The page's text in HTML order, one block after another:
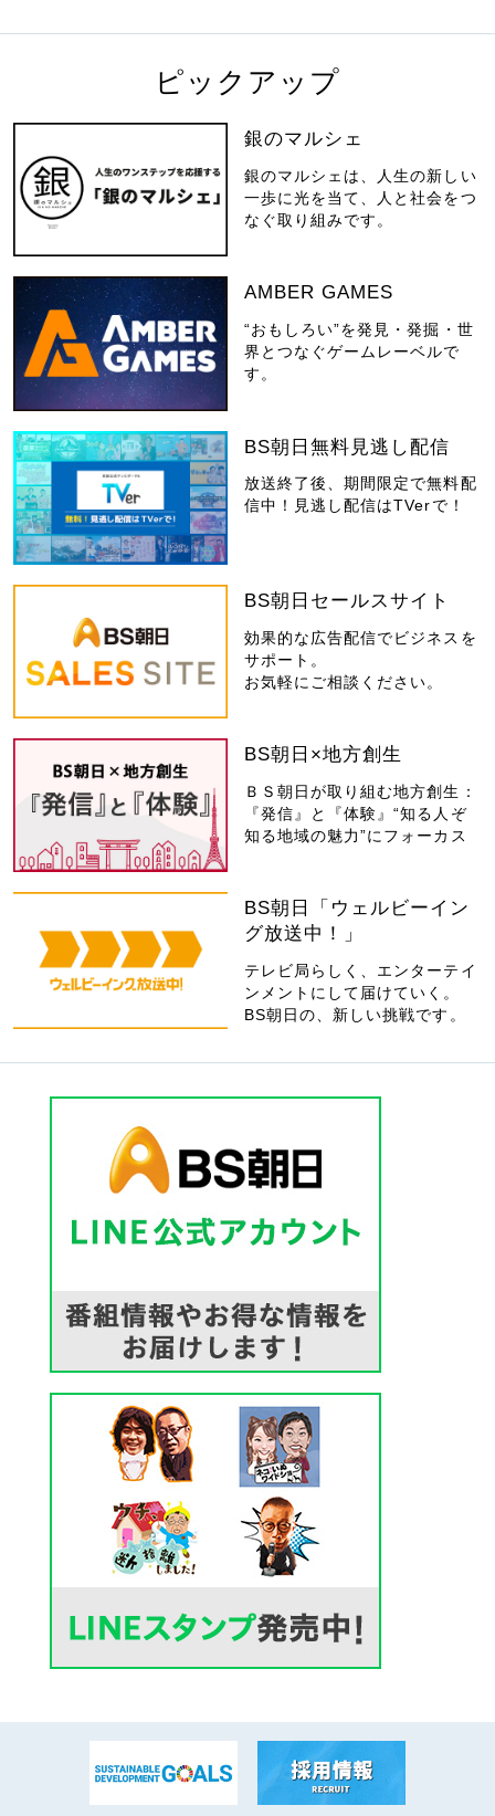
ピックアップ
銀のマルシェ
銀のマルシェは、人生の新しい
一歩に光を当て、人と社会をつ
なぐ取り組みです。
AMBER GAMES
“おもしろい”を発見・発掘・世
界とつなぐゲームレーベルで
す。
BS朝日無料見逃し配信
放送終了後、期間限定で無料配
信中！見逃し配信はTVerで！
BS朝日セールスサイト
効果的な広告配信でビジネスを
サポート。
お気軽にご相談ください。
BS朝日×地方創生
ＢＳ朝日が取り組む地方創生：
『発信』と『体験』“知る人ぞ
知る地域の魅力”にフォーカス
BS朝日「ウェルビーイン
グ放送中！」
テレビ局らしく、エンターテイ
ンメントにして届けていく。
BS朝日の、新しい挑戦です。